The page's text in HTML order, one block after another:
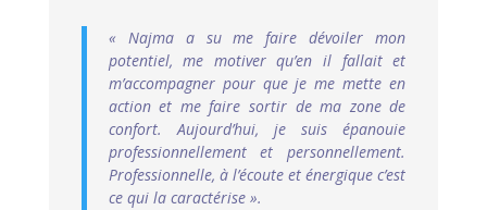
« Najma a su me faire dévoiler mon
potentiel, me motiver qu’en il fallait et
m’accompagner pour que je me mette en
action et me faire sortir de ma zone de
confort. Aujourd’hui, je suis épanouie
professionnellement et personnellement.
Professionnelle, à l’écoute et énergique c’est
ce qui la caractérise ».